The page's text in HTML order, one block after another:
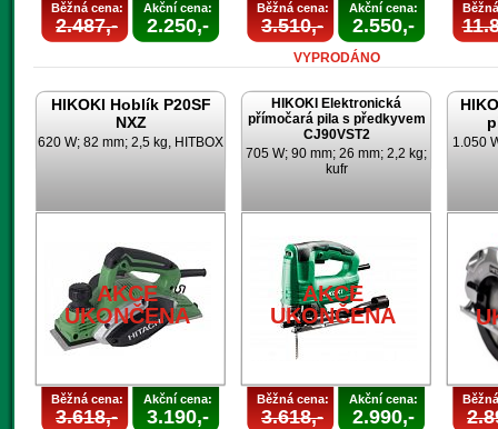
Běžná cena:
2.487,-
Akční cena:
2.250,-
Běžná cena:
3.510,-
Akční cena:
2.550,-
VYPRODÁNO
HIKOKI Hoblík P20SF
NXZ
620 W; 82 mm; 2,5 kg, HITBOX
AKCE
UKONČENA
Běžná cena:
3.618,-
Akční cena:
3.190,-
HIKOKI Elektronická
přímočará pila s předkyvem
CJ90VST2
705 W; 90 mm; 26 mm; 2,2 kg;
kufr
AKCE
UKONČENA
Běžná cena:
3.618,-
Akční cena:
2.990,-
1.050